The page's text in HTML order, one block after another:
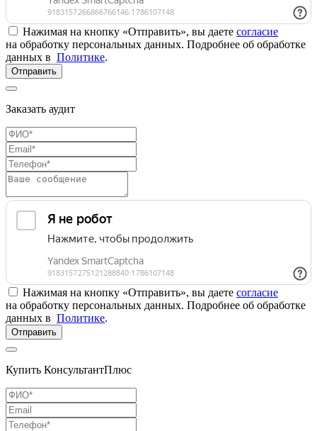
Нажимая на кнопку «Отправить», вы даете согласие
на обработку персональных данных. Подробнее об обработке
данных в Политике.
Отправить
Заказать аудит
Нажимая на кнопку «Отправить», вы даете согласие
на обработку персональных данных. Подробнее об обработке
данных в Политике.
Отправить
Купить КонсультантПлюс